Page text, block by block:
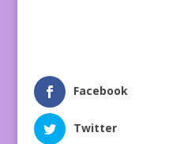
Facebook
Twitter